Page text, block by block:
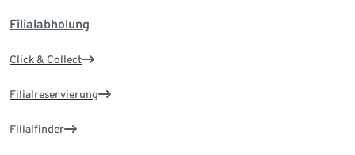
Filialabholung
Click & Collect
Filialreservierung
Filialfinder